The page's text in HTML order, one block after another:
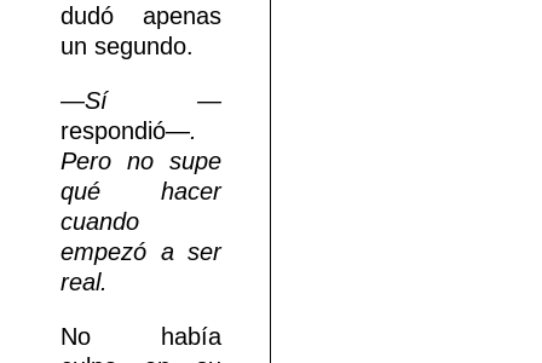
dudó apenas
un segundo.
—Sí —
respondió—.
Pero no supe
qué hacer
cuando
empezó a ser
real.
No había